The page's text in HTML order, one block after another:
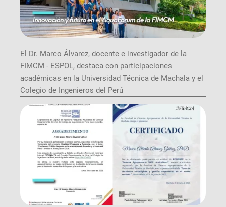
El Dr. Marco Álvarez, docente e investigador de la
FIMCM - ESPOL, destaca con participaciones
académicas en la Universidad Técnica de Machala y el
Colegio de Ingenieros del Perú